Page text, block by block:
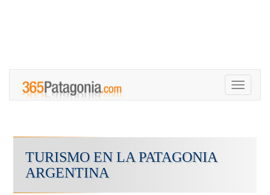
Toggle
TURISMO EN LA PATAGONIA
ARGENTINA